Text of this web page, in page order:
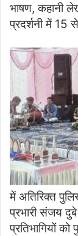
भाषण, कहानी
प्रदर्शनी में 15
में अतिरिक्त
प्रभारी संजय दुबे
प्रतिभागियों